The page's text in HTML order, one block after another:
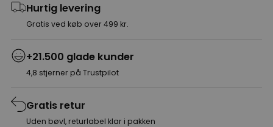
Hurtig levering
Gratis ved køb over 499 kr.
+21.500 glade kunder
4,8 stjerner på Trustpilot
Gratis retur
Uden bøvl, returlabel klar i pakken